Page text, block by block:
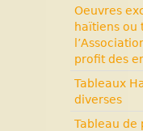
Oeuvres
haïtiens ou
profit des
Tableaux
diverses
Tableau de